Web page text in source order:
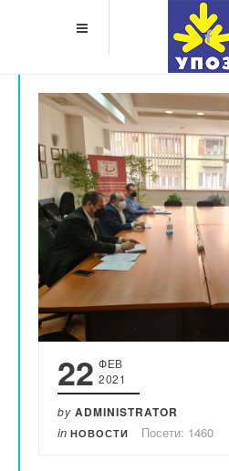
22 ФЕВ
2021
by ADMINISTRATOR
in НОВОСТИ Посети: 1460